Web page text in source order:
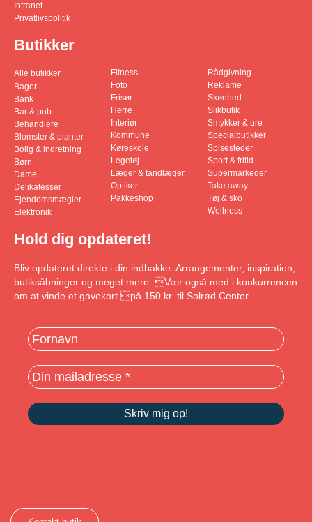
Intranet
Privatlivspolitik
Butikker
Alle butikker
Bager
Bank
Bar & pub
Behandlere
Blomster & planter
Bolig & indretning
Børn
Dame
Delikatesser
Ejendomsmægler
Elektronik
Fitness
Foto
Frisør
Herre
Interiør
Kommune
Køreskole
Legetøj
Læger & tandlæger
Optiker
Pakkeshop
Rådgivning
Reklame
Skønhed
Slikbutik
Smykker & ure
Specialbutikker
Spisesteder
Sport & fritid
Supermarkeder
Take away
Tøj & sko
Wellness
Hold dig opdateret!
Bliv opdateret direkte i din indbakke. Arrangementer, inspiration,
butiksåbninger og meget mere. Vær også med i konkurrencen
om at vinde et gavekort på 150 kr. til Solrød Center.